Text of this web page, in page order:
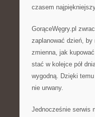
czasem
GorąceWęgry.pl
zaplanować dzień,
zmienna, jak
stać w kolejce pół
wygodną. Dzięki
nie urwany.
Jednocześnie serwis